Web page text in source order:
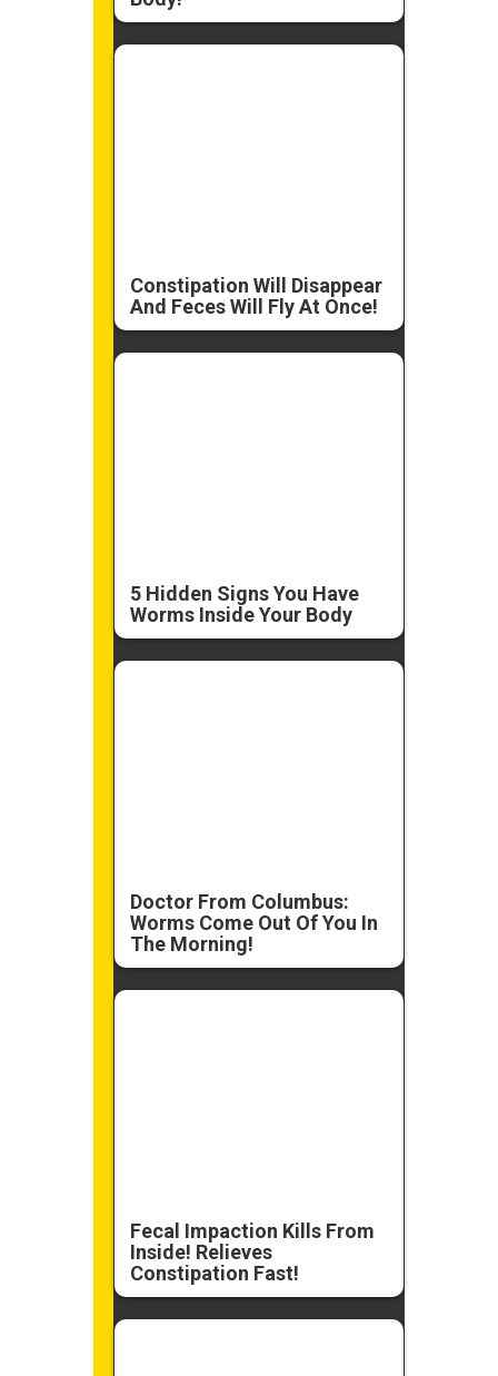
Constipation Will Disappear
And Feces Will Fly At Once!
5 Hidden Signs You Have
Worms Inside Your Body
Doctor From Columbus:
Worms Come Out Of You In
The Morning!
Fecal Impaction Kills From
Inside! Relieves
Constipation Fast!